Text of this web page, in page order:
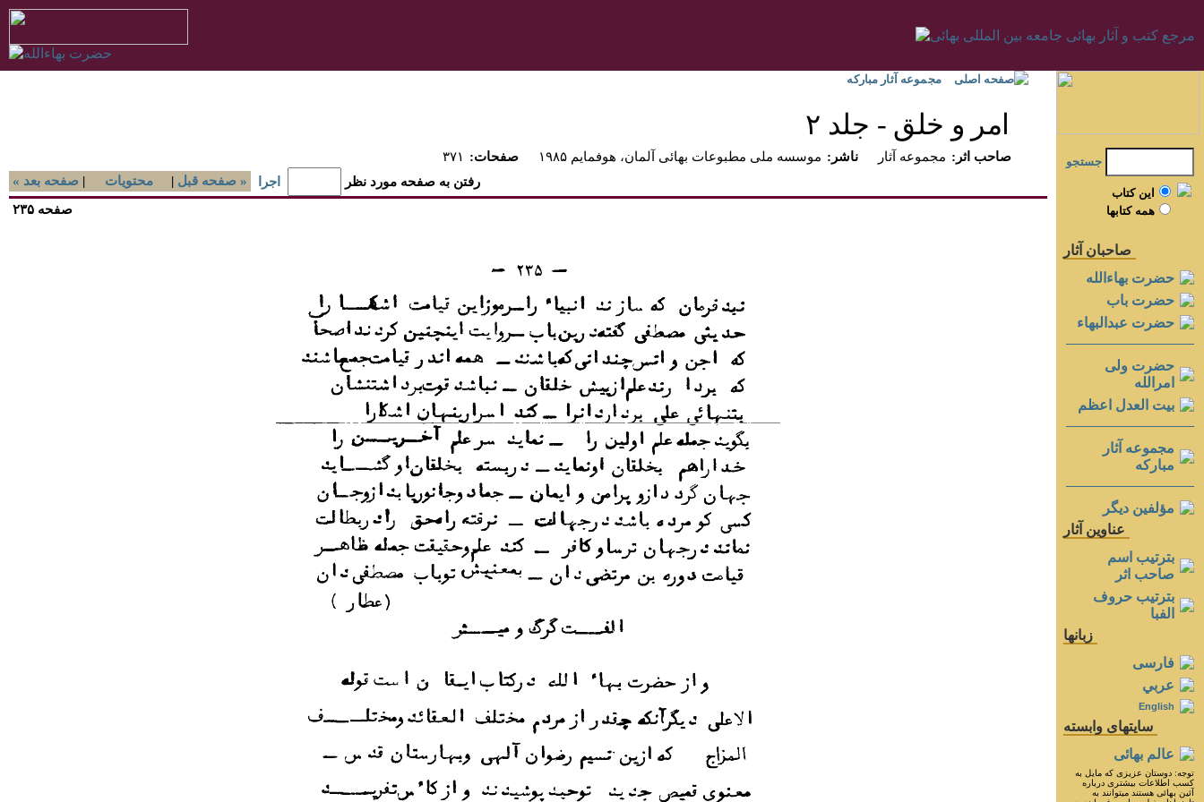
صفحه اصلی مجموعه آثار مبارکه
امر و خلق - جلد ۲
۳۷۱ :صفحات موسسه ملی مطبوعات بهائی آلمان، هوفمايم ۱۹۸۵ :ناشر مجموعه آثار
:صاحب اثر
« صفحه بعد | محتويات | صفحه قبل » رفتن به صفحه مورد نظر
اجرا
جستجو
اين کتاب
همه کتابها
صاحبان آثار
حضرت بهاءالله
حضرت باب
حضرت عبدالبهاء
حضرت ولی
امرالله
بيت العدل اعظم
مجموعه آثار
مباركه
مؤلفين ديگر
عناوين آثار
بترتيب اسم
صاحب اثر
بترتيب حروف
الفبا
زبانها
فارسی
عربي
English
سايتهای وابسته
عالم بهائی
توجه: دوستان عزيزى كه مايل به
كسب اطلاعات بيشترى درباره
آئين بهائى هستند ميتوانند به